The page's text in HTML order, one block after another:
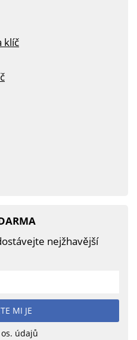
klíč
nejžhavější
MI JE
údajů